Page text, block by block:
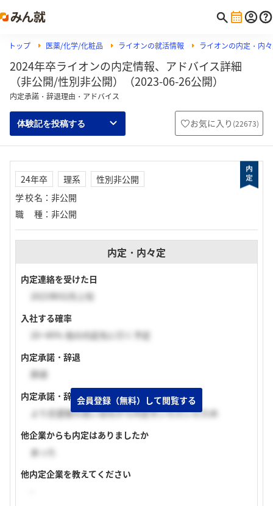
トップ 医薬/化学/化粧品 ライオンの就活情報 ライオンの内定・内
2024年卒ライオンの内定情報、アドバイス詳細
（非公開/性別非公開）（2023-06-26公開）
内定承諾・辞退理由・アドバイス
体験記を投稿する お気に入り (22673)
24年卒 理系
性別非公開
学校名 ： 非公開
職種 ： 非公開
内定・内々定
内定連絡を受けた日
2023年02月上旬
入社する確率
20~40% 他の内定先に行く予定
内定承諾・辞退
辞退
内定承諾・辞退理由
より志望度の高い会社から内定をいただいたため
他企業からも内定はありましたか
あった
他内定企業を教えてください
会員登録（無料）して閲覧する